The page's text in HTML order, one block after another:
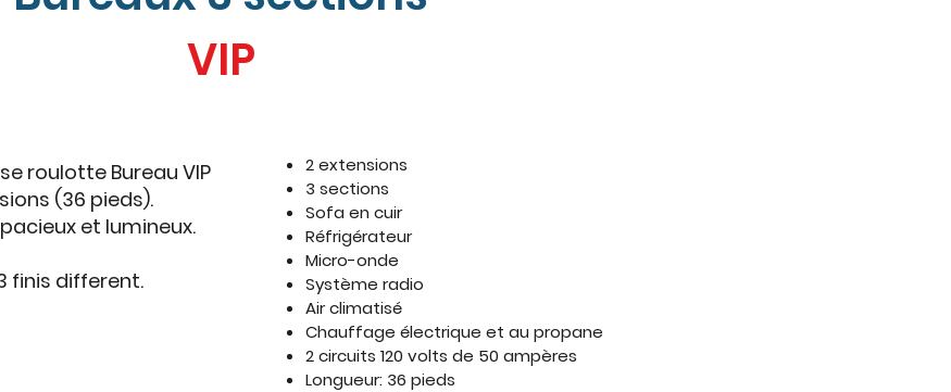
VIP
roulotte Bureau VIP
(36 pieds).
et lumineux.
finis different.
2 extensions
3 sections
Sofa en cuir
Réfrigérateur
Micro-onde
Système radio
Air climatisé
Chauffage électrique et au propane
2 circuits 120 volts de 50 ampères
Longueur: 36 pieds